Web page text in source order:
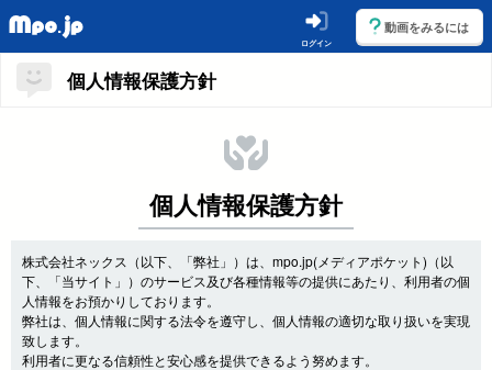
ログイン
動画をみるには
個人情報保護方針
個人情報保護方針
株式会社ネックス（以下、「弊社」）は、mpo.jp(メディアポケット)（以
下、「当サイト」）のサービス及び各種情報等の提供にあたり、利用者の個
人情報をお預かりしております。
弊社は、個人情報に関する法令を遵守し、個人情報の適切な取り扱いを実現
致します。
利用者に更なる信頼性と安心感を提供できるよう努めます。